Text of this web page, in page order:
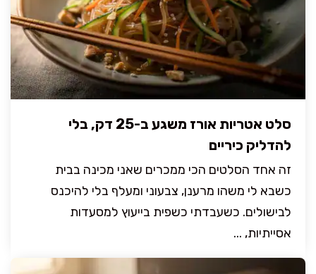
סלט אטריות אורז משגע ב-25 דק, בלי
להדליק כיריים
זה אחד הסלטים הכי ממכרים שאני מכינה בבית
כשבא לי משהו מרענן, צבעוני ומעלף בלי להיכנס
לבישולים. כשעבדתי כשפית בייעוץ למסעדות
אסייתיות, ...